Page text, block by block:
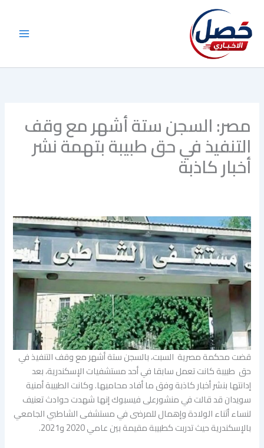
المحتوى
مصر: السجن ستة أشهر مع وقف
التنفيذ في حق طبيبة بتهمة نشر
أخبار كاذبة
قضت محكمة مصرية السبت، بالسجن ستة أشهر مع وقف التنفيذ في
حق طبيبة كانت تعمل سابقا في أحد مستشفيات الإسكندرية، بعد
إدانتها بنشر أخبار كاذبة وفق ما أفاد محاميها. وكانت الطبيبة أمنية
سويدان قد قالت في منشورعلى فيسبوك إنها شهدت حوادث تعنيف
لنساء أثناء الولادة وإهمال للمرضى في مستشفى الشاطبي الجامعي
بالإسكندرية حيث تدربت كطبيبة مقيمة بين عامي 2020 و2021.